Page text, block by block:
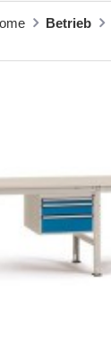
Betrieb